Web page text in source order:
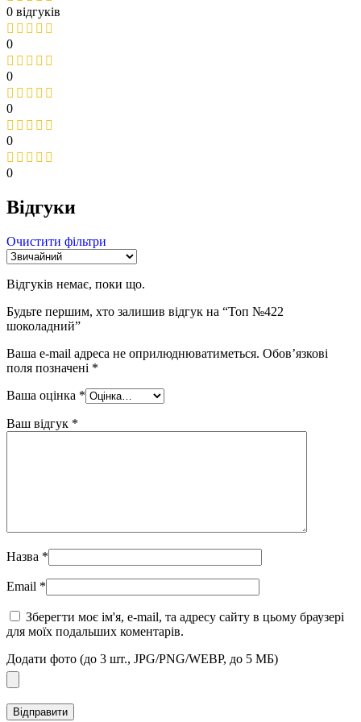
0 відгуків
0
0
0
0
0
Відгуки
Очистити фільтри
Відгуків немає, поки що.
Будьте першим, хто залишив відгук на “Топ №422
шоколадний”
Ваша e-mail адреса не оприлюднюватиметься. Обов’язкові
поля позначені *
Ваша оцінка *
Ваш відгук *
Назва *
Email *
Зберегти моє ім'я, e-mail, та адресу сайту в цьому браузері
для моїх подальших коментарів.
Додати фото (до 3 шт., JPG/PNG/WEBP, до 5 МБ)